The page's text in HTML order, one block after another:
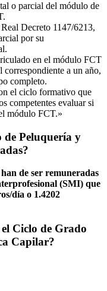
o parcial del módulo de
Decreto 1147/6213,
por su
en el módulo FCT
correspondiente a un año,
completo.
el ciclo formativo que
competentes evaluar si
módulo FCT.»
de Peluquería y
han de ser remuneradas
(SMI) que
día o 1.4202
Ciclo de Grado
Capilar?